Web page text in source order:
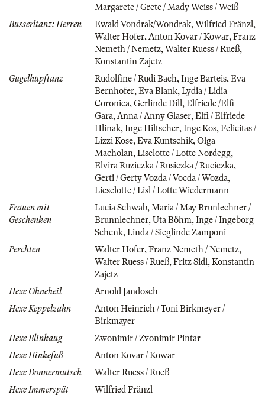
Margarete / Grete / Mady Weiss / Weiß
Busserltanz: Herren
Ewald Vondrak/Wondrak, Wilfried Fränzl ,
Walter Hofer, Anton Kovar / Kowar, Franz
Nemeth / Nemetz, Walter Ruess / Rueß,
Konstantin Zajetz
Gugelhupftanz
Rudolfine / Rudi Bach, Inge Barteis, Eva
Bernhofer, Eva Blank, Lydia / Lidia
Coronica, Gerlinde Dill , Elfriede /Elfi
Gara, Anna / Anny Glaser, Elfi / Elfriede
Hlinak, Inge Hiltscher, Inge Kos, Felicitas /
Lizzi Kose, Eva Kuntschik, Olga
Macholan, Liselotte / Lotte Nordegg,
Elvira Ruziczka / Rusiczka / Ruciczka,
Gerti / Gerty Vozda / Vocda / Wozda,
Lieselotte / Lisl / Lotte Wiedermann
Frauen mit
Geschenken
Lucia Schwab, Maria / May Brunlechner /
Brunnlechner, Uta Böhm, Inge / Ingeborg
Schenk, Linda / Sieglinde Zamponi
Perchten
Walter Hofer, Franz Nemeth / Nemetz,
Walter Ruess / Rueß, Fritz Sidl , Konstantin
Zajetz
Hexe Ohneheil
Arnold Jandosch
Hexe Keppelzahn
Anton Heinrich / Toni Birkmeyer /
Birkmayer
Hexe Blinkaug
Zwonimir / Zvonimir Pintar
Hexe Hinkefuß
Anton Kovar / Kowar
Hexe Donnermutsch
Walter Ruess / Rueß
Hexe Immerspät
Wilfried Fränzl